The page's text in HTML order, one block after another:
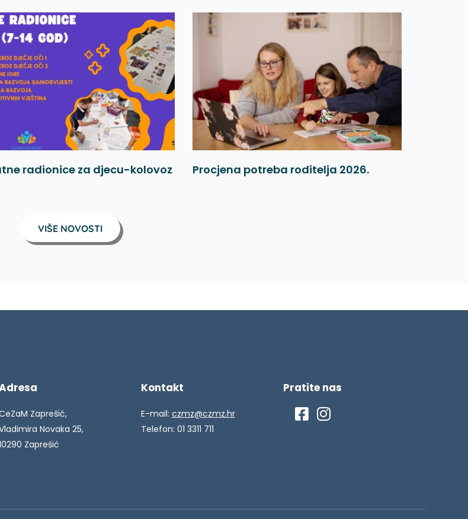
radionice za djecu-kolovoz Procjena potreba roditelja 2026.
VIŠE NOVOSTI
Zaprešić,
Novaka 25,
Zaprešić
Kontakt
E-mail: czmz@czmz.hr
Telefon: 01 3311 711
Pratite nas